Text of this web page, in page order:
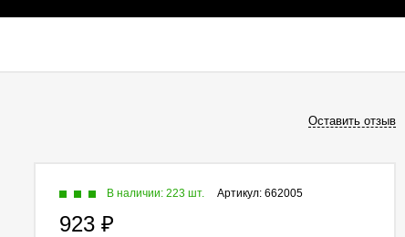
Оставить отзыв
Артикул: 662005
В наличии: 223 шт.
923 ₽